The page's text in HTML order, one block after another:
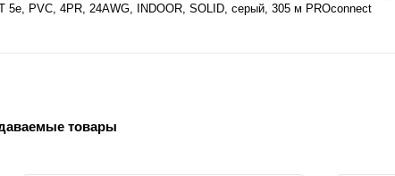
5е, PVC, 4PR, 24AWG, INDOOR, SOLID, серый, 305 м PROconnect
товары